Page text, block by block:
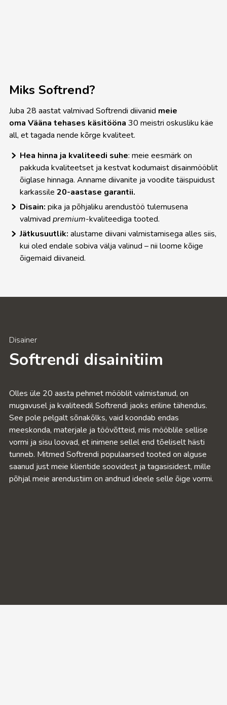
Miks Softrend?
Juba 28 aastat valmivad Softrendi diivanid meie
oma Vääna tehases käsitööna 30 meistri oskusliku käe
all, et tagada nende kõrge kvaliteet.
Hea hinna ja kvaliteedi suhe: meie eesmärk on
pakkuda kvaliteetset ja kestvat kodumaist disainmööblit
õiglase hinnaga. Anname diivanite ja voodite täispuidust
karkassile 20-aastase garantii.
Disain: pika ja põhjaliku arendustöö tulemusena
valmivad premium-kvaliteediga tooted.
Jätkusuutlik: alustame diivani valmistamisega alles siis,
kui oled endale sobiva välja valinud – nii loome kõige
õigemaid diivaneid.
Disainer
Softrendi disainitiim
Olles üle 20 aasta pehmet mööblit valmistanud, on
mugavusel ja kvaliteedil Softrendi jaoks eriline tähendus.
See pole pelgalt sõnakõlks, vaid koondab endas
meeskonda, materjale ja töövõtteid, mis mööblile sellise
vormi ja sisu loovad, et inimene sellel end tõeliselt hästi
tunneb. Mitmed Softrendi populaarsed tooted on alguse
saanud just meie klientide soovidest ja tagasisidest, mille
põhjal meie arendustiim on andnud ideele selle õige vormi.